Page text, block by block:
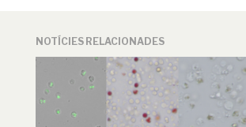
NOTÍCIES RELACIONADES